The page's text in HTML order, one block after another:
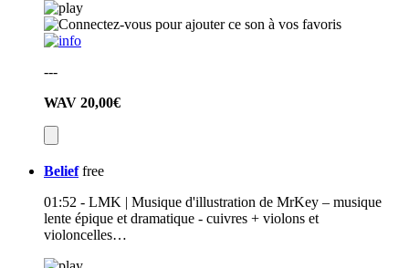
---
WAV 20,00€
Belief free
01:52 - LMK | Musique d'illustration de MrKey – musique
lente épique et dramatique - cuivres + violons et
violoncelles…